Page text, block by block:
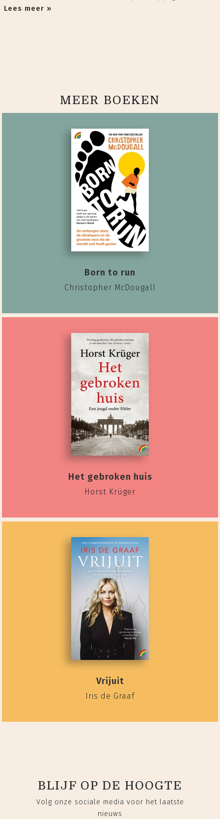
Lees meer »
MEER BOEKEN
Born to run
Christopher McDougall
Het gebroken huis
Horst Krüger
Vrijuit
Iris de Graaf
BLIJF OP DE HOOGTE
Volg onze sociale media voor het laatste
nieuws